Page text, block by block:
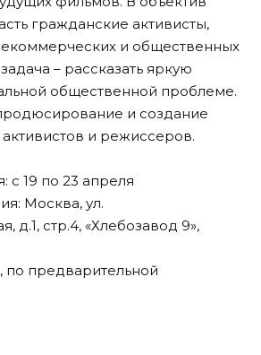
гражданские активисты,
и общественных
– рассказать яркую
общественной проблеме.
и создание
и режиссеров.
с 19 по 23 апреля
Москва, ул.
д.1, стр.4, «Хлебозавод 9»,
предварительной